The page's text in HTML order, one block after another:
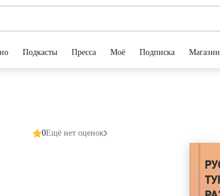
Подкасты Пресса Моё Подписка Магазин
0Ещё нет оценок